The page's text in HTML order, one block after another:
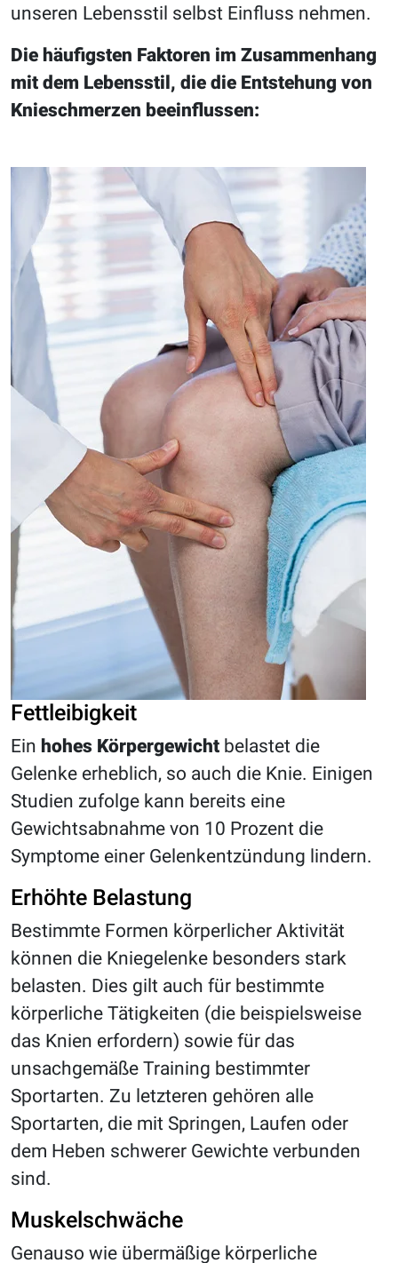
unseren Lebensstil selbst Einfluss nehmen.
Die häufigsten Faktoren im Zusammenhang
mit dem Lebensstil, die die Entstehung von
Knieschmerzen beeinflussen:
Fettleibigkeit
Ein hohes Körpergewicht belastet die
Gelenke erheblich, so auch die Knie. Einigen
Studien zufolge kann bereits eine
Gewichtsabnahme von 10 Prozent die
Symptome einer Gelenkentzündung lindern.
Erhöhte Belastung
Bestimmte Formen körperlicher Aktivität
können die Kniegelenke besonders stark
belasten. Dies gilt auch für bestimmte
körperliche Tätigkeiten (die beispielsweise
das Knien erfordern) sowie für das
unsachgemäße Training bestimmter
Sportarten. Zu letzteren gehören alle
Sportarten, die mit Springen, Laufen oder
dem Heben schwerer Gewichte verbunden
sind.
Muskelschwäche
Genauso wie übermäßige körperliche